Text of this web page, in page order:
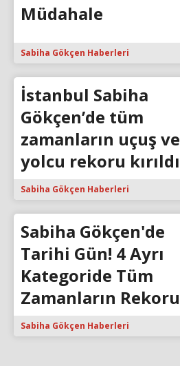
Müdahale
Sabiha Gökçen Haberleri
İstanbul Sabiha
Gökçen’de tüm
zamanların uçuş ve
yolcu rekoru kırıldı
Sabiha Gökçen Haberleri
Sabiha Gökçen'de
Tarihi Gün! 4 Ayrı
Kategoride Tüm
Zamanların Rekoru
Sabiha Gökçen Haberleri